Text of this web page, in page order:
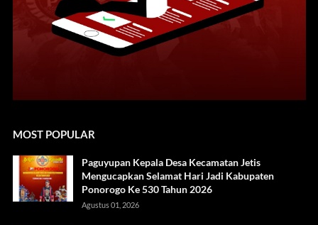
MOST POPULAR
Paguyupan Kepala Desa Kecamatan Jetis
Mengucapkan Selamat Hari Jadi Kabupaten
Ponorogo Ke 530 Tahun 2026
Agustus 01, 2026